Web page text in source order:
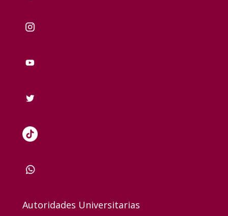
Autoridades Universitarias